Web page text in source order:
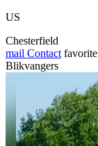
US
Chesterfield
mail Contact favorite
Blikvangers